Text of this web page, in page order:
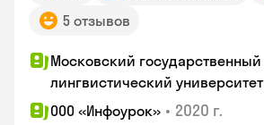
5 отзывов
Московский государственный
лингвистический университет
ООО «Инфоурок» • 2020 г.